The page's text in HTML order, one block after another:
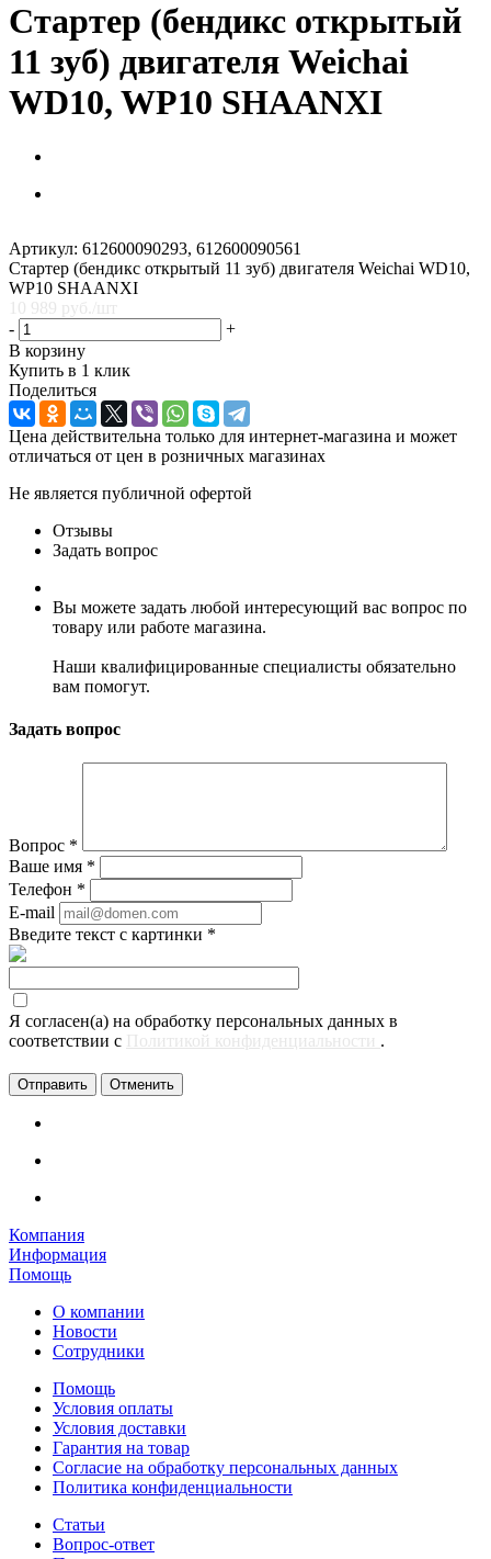
Стартер (бендикс открытый
11 зуб) двигателя Weichai
WD10, WP10 SHAANXI
Артикул: 612600090293, 612600090561
Стартер (бендикс открытый 11 зуб) двигателя Weichai WD10,
WP10 SHAANXI
10 989 руб.
/шт
-
+
В корзину
Купить в 1 клик
Поделиться
Цена действительна только для интернет-магазина и может
отличаться от цен в розничных магазинах
Не является публичной офертой
Отзывы
Задать вопрос
Вы можете задать любой интересующий вас вопрос по
товару или работе магазина.
Наши квалифицированные специалисты обязательно
вам помогут.
Задать вопрос
Вопрос *
Ваше имя *
Телефон *
E-mail
Введите текст с картинки *
Я согласен(а) на обработку персональных данных в
соответствии с Политикой конфиденциальности .
Отменить
Компания
Информация
Помощь
О компании
Новости
Сотрудники
Помощь
Условия оплаты
Условия доставки
Гарантия на товар
Согласие на обработку персональных данных
Политика конфиденциальности
Статьи
Вопрос-ответ